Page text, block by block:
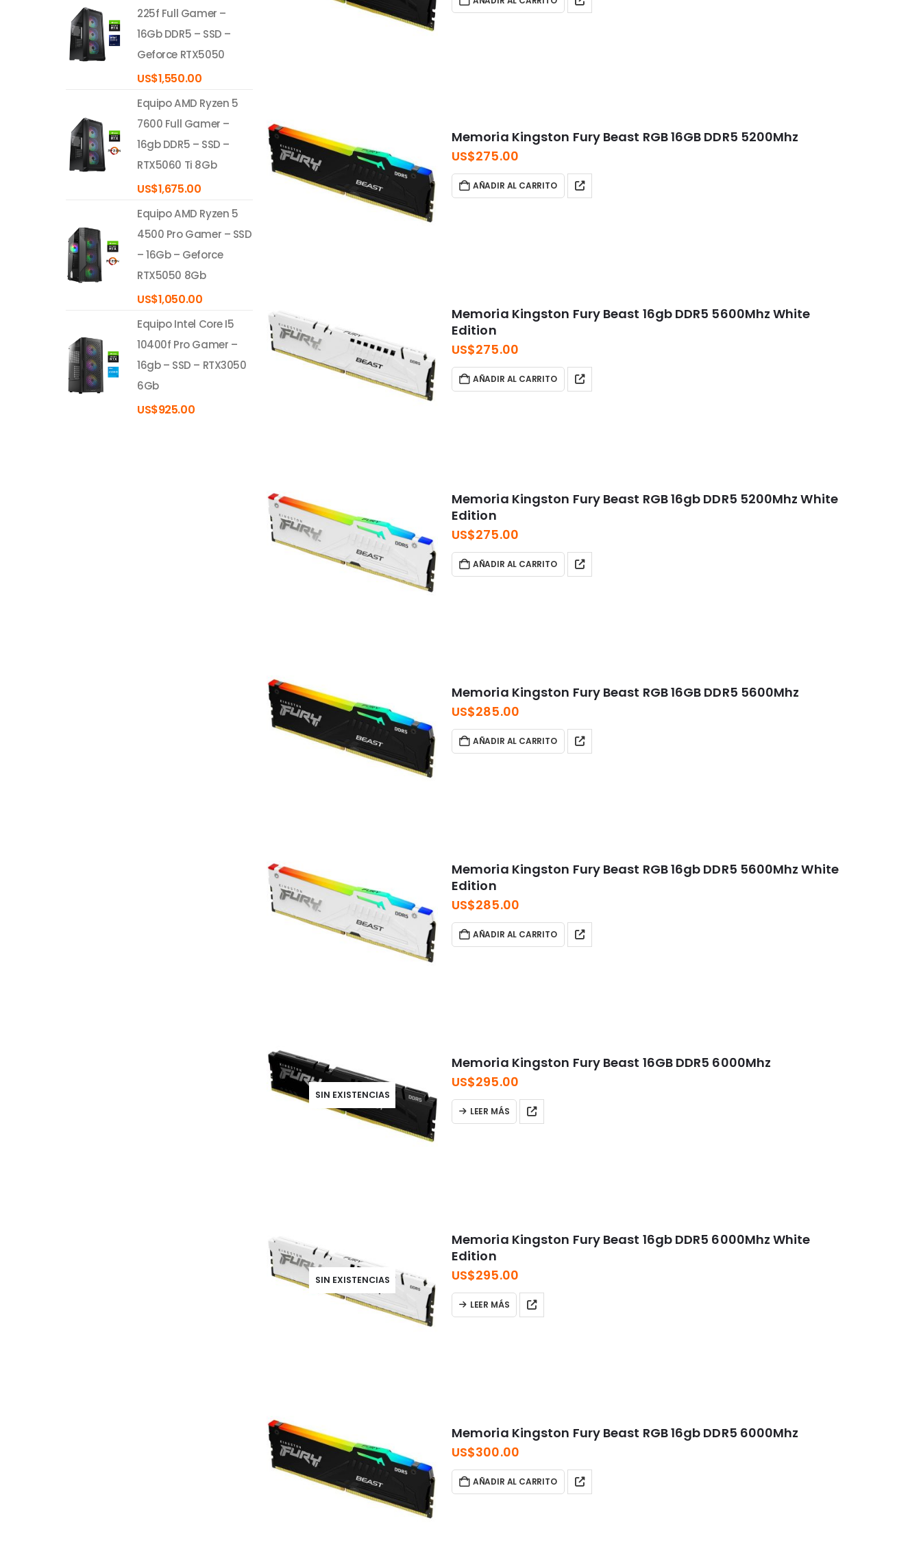
Memoria Kingston Fury Beast RGB 16GB DDR5 5200Mhz
US$275.00
AÑADIR AL CARRITO
Memoria Kingston Fury Beast 16gb DDR5 5600Mhz White
Edition
US$275.00
AÑADIR AL CARRITO
Memoria Kingston Fury Beast RGB 16gb DDR5 5200Mhz White
Edition
US$275.00
AÑADIR AL CARRITO
Memoria Kingston Fury Beast RGB 16GB DDR5 5600Mhz
US$285.00
AÑADIR AL CARRITO
Memoria Kingston Fury Beast RGB 16gb DDR5 5600Mhz White
Edition
US$285.00
AÑADIR AL CARRITO
SIN EXISTENCIAS
Memoria Kingston Fury Beast 16GB DDR5 6000Mhz
US$295.00
LEER MÁS
SIN EXISTENCIAS
Memoria Kingston Fury Beast 16gb DDR5 6000Mhz White
Edition
US$295.00
LEER MÁS
Memoria Kingston Fury Beast RGB 16gb DDR5 6000Mhz
US$300.00
AÑADIR AL CARRITO
225f Full Gamer –
16Gb DDR5 – SSD –
Geforce RTX5050
US$1,550.00
Equipo AMD Ryzen 5
7600 Full Gamer –
16gb DDR5 – SSD –
RTX5060 Ti 8Gb
US$1,675.00
Equipo AMD Ryzen 5
4500 Pro Gamer – SSD
– 16Gb – Geforce
RTX5050 8Gb
US$1,050.00
Equipo Intel Core I5
10400f Pro Gamer –
16gb – SSD – RTX3050
6Gb
US$925.00